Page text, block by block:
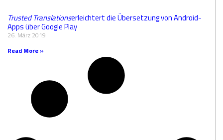
Trusted Translationserleichtert die Übersetzung von Android-
Apps über Google Play
26. März 2019
Read More »